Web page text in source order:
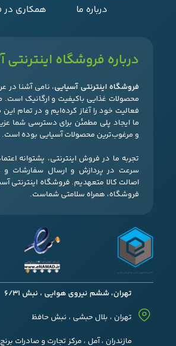
درباره ما
همکاری
درباره فروشگاه
فروشگاه اینترنتی آسیایی، نامی آشنا در
محصولات غذایی باکیفیت و ارگانیک است.
فعالیت خود را آغاز کرده‌ایم و در تمام
ما ایجاد پلی مطمئن برای دسترسی شما
و مرغوب‌ترین محصولات آسیایی بوده است.
تجربه ما در فروش اینترنتی، پشتوانه
سرعت در پردازش و ارسال سفارشات
اصالت کالا متعهدیم. فروشگاه اینترنتی
فروشگاه، همراه سلامتی شماست.
تهران، ششم نیروی هوایی ، نبش 6/31
تهران ، بلال حبشی ، نبش حافظ
مازندران ، آمل ، مرکز تجارت و صادرات برنج